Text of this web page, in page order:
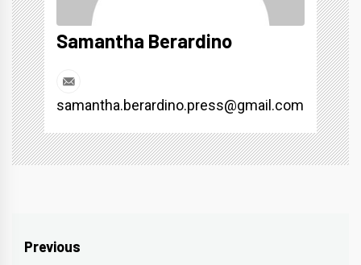
Samantha Berardino
samantha.berardino.press@gmail.com
Navigazione
Previous